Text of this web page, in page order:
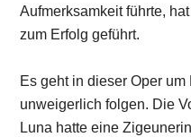
Aufmerksamkeit führte,
zum Erfolg geführt.
Es geht in dieser Oper
unweigerlich folgen. Die
Luna hatte eine